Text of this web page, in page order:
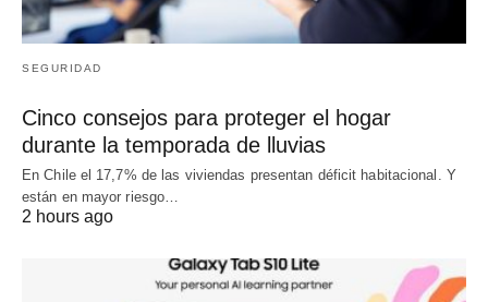
SEGURIDAD
Cinco consejos para proteger el hogar
durante la temporada de lluvias
En Chile el 17,7% de las viviendas presentan déficit habitacional. Y
están en mayor riesgo…
2 hours ago